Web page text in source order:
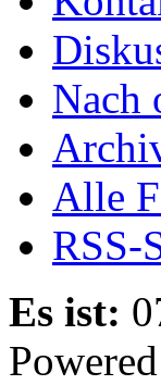
Nach
Alle
RSS-
Es ist: